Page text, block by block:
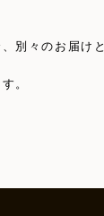
別々のお届け
。